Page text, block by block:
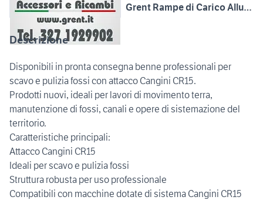
Grent Rampe di Carico Alluminio, Attrezzature MMT
Descrizione
Disponibili in pronta consegna benne professionali per
scavo e pulizia fossi con attacco Cangini CR15.
Prodotti nuovi, ideali per lavori di movimento terra,
manutenzione di fossi, canali e opere di sistemazione del
territorio.
Caratteristiche principali:
Attacco Cangini CR15
Ideali per scavo e pulizia fossi
Struttura robusta per uso professionale
Compatibili con macchine dotate di sistema Cangini CR15